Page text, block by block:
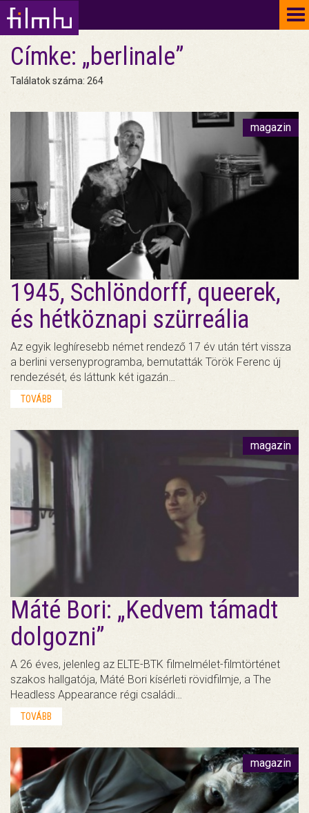
Címke: „berlinale”
Találatok száma: 264
magazin
1945, Schlöndorff, queerek,
és hétköznapi szürreália
Az egyik leghíresebb német rendező 17 év után tért vissza
a berlini versenyprogramba, bemutatták Török Ferenc új
rendezését, és láttunk két igazán…
TOVÁBB
magazin
Máté Bori: „Kedvem támadt
dolgozni”
A 26 éves, jelenleg az ELTE-BTK filmelmélet-filmtörténet
szakos hallgatója, Máté Bori kísérleti rövidfilmje, a The
Headless Appearance régi családi…
TOVÁBB
magazin